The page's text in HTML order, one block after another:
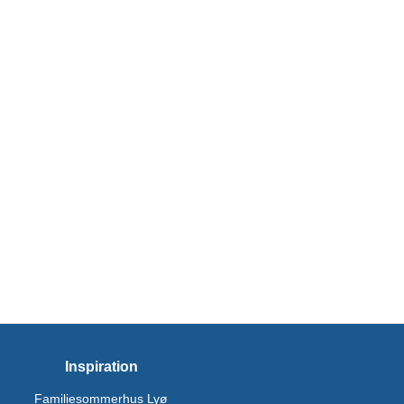
Inspiration
Familiesommerhus Lyø